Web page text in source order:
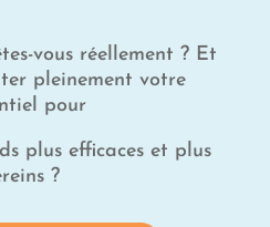
vous réellement ? Et
pleinement votre
pour
plus efficaces et plus
?